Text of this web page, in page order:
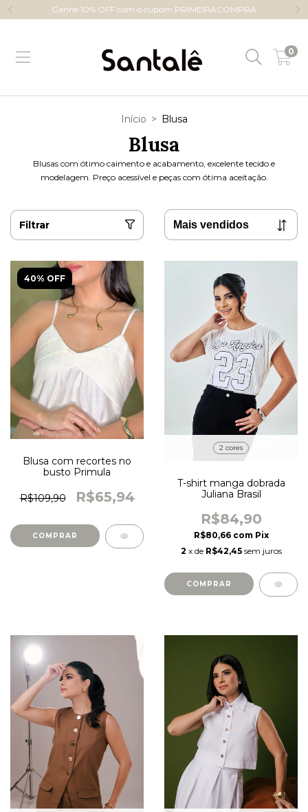
Ganhe 10% OFF com o cupom PRIMEIRACOMPRA
0
Início > Blusa
Blusa
Blusas com ótimo caimento e acabamento, excelente tecido e
modelagem. Preço acessível e peças com ótima aceitação.
Filtrar
40% OFF
Blusa com recortes no
busto Primula
R$109,90 R$65,94
COMPRAR
2 cores
T-shirt manga dobrada
Juliana Brasil
R$84,90
R$80,66 com Pix
2 x de R$42,45 sem juros
COMPRAR